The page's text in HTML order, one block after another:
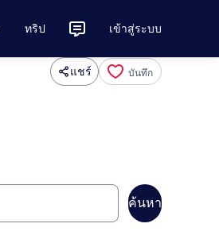
ทริป เข้าสู่ระบบ
แชร์ บันทึก
ค้นหา